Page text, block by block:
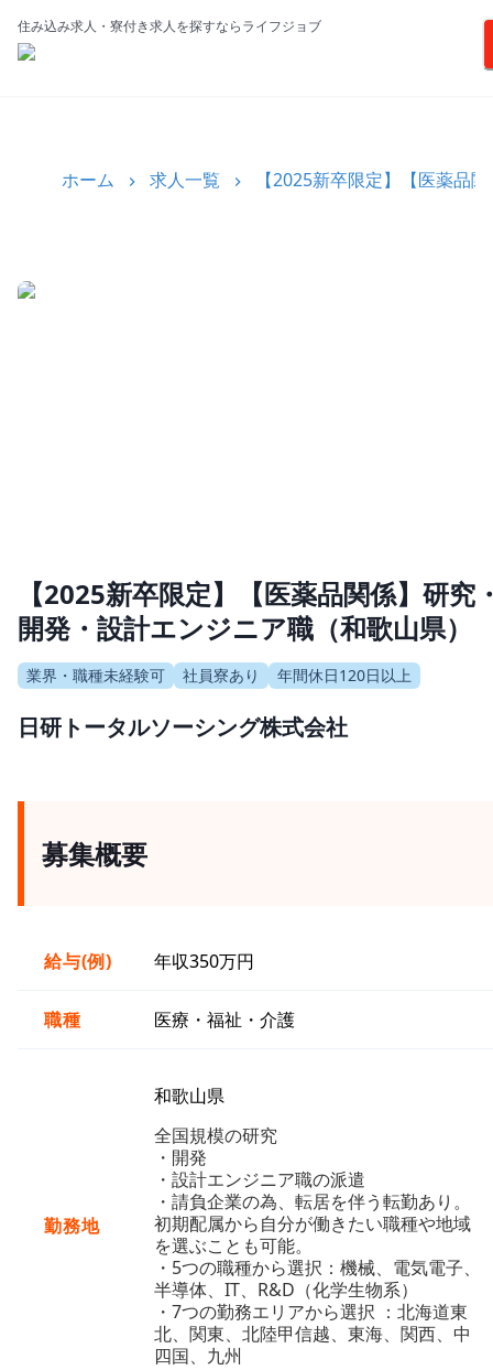
住み込み求人・寮付き求人を探すならライフジョブ
ホーム 求人一覧 【2025新卒限定】【医薬品
【2025新卒限定】【医薬品関係】研究
開発・設計エンジニア職（和歌山県）
業界・職種未経験可 社員寮あり 年間休日120日以上
日研トータルソーシング株式会社
募集概要
給与(例) 年収350万円
職種 医療・福祉・介護
勤務地
和歌山県
全国規模の研究
・開発
・設計エンジニア職の派遣
・請負企業の為、転居を伴う転勤あり。
初期配属から自分が働きたい職種や地域
を選ぶことも可能。
・5つの職種から選択：機械、電気電子、
半導体、IT、R&D（化学生物系）
・7つの勤務エリアから選択 ：北海道東
北、関東、北陸甲信越、東海、関西、中
四国、九州